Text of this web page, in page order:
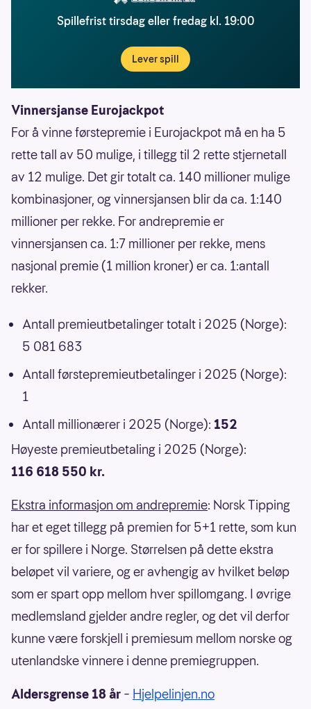
Spillefrist tirsdag eller fredag kl. 19:00
Lever spill
Vinnersjanse Eurojackpot
For å vinne førstepremie i Eurojackpot må en ha 5
rette tall av 50 mulige, i tillegg til 2 rette stjernetall
av 12 mulige. Det gir totalt ca. 140 millioner mulige
kombinasjoner, og vinnersjansen blir da ca. 1:140
millioner per rekke. For andrepremie er
vinnersjansen ca. 1:7 millioner per rekke, mens
nasjonal premie (1 million kroner) er ca. 1:antall
rekker.
Antall premieutbetalinger totalt i 2025 (Norge):
5 081 683
Antall førstepremieutbetalinger i 2025 (Norge):
1
Antall millionærer i 2025 (Norge): 152
Høyeste premieutbetaling i 2025 (Norge):
116 618 550 kr.
Ekstra informasjon om andrepremie: Norsk Tipping
har et eget tillegg på premien for 5+1 rette, som kun
er for spillere i Norge. Størrelsen på dette ekstra
beløpet vil variere, og er avhengig av hvilket beløp
som er spart opp mellom hver spillomgang. I øvrige
medlemsland gjelder andre regler, og det vil derfor
kunne være forskjell i premiesum mellom norske og
utenlandske vinnere i denne premiegruppen.
Aldersgrense 18 år – Hjelpelinjen.no